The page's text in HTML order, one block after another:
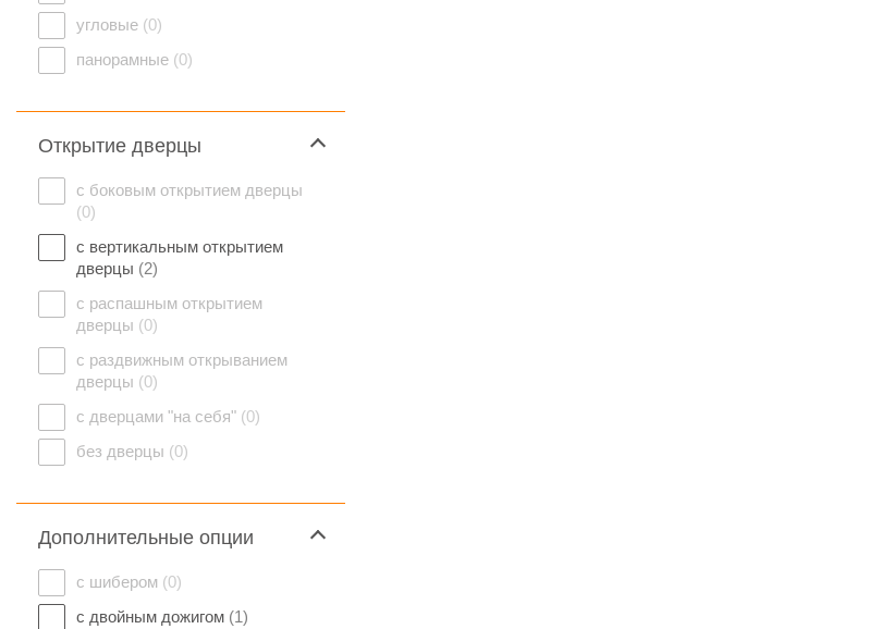
угловые (0)
панорамные (0)
Открытие дверцы
с боковым открытием дверцы
(0)
с вертикальным открытием
дверцы (2)
с распашным открытием
дверцы (0)
с раздвижным открыванием
дверцы (0)
с дверцами "на себя" (0)
без дверцы (0)
Дополнительные опции
с шибером (0)
с двойным дожигом (1)